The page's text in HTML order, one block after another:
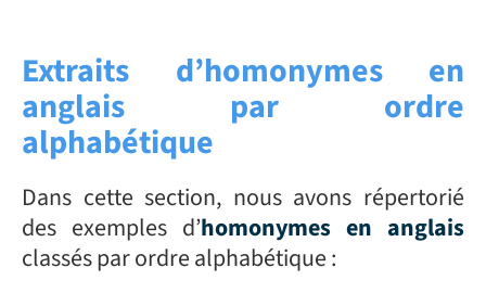
Extraits d’homonymes en
anglais par ordre
alphabétique
Dans cette section, nous avons répertorié
des exemples d’homonymes en anglais
classés par ordre alphabétique :